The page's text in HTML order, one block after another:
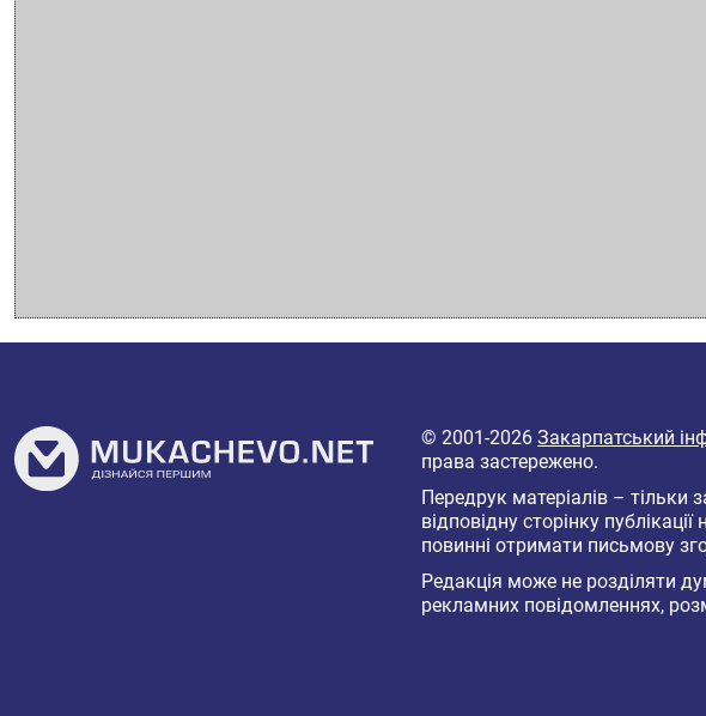
© 2001-2026 Закарпатський
права застережено.
Передрук матеріалів – тільки
відповідну сторінку публікації
повинні отримати письмову
Редакція може не розділяти
рекламних повідомленнях,